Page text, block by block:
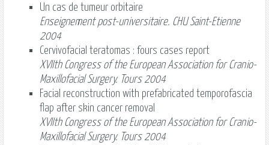
Un cas de tumeur orbitaire
Enseignement post-universitaire. CHU Saint-Etienne
2004
Cervivofacial teratomas : fours cases report
XVIIth Congress of the European Association for Cranio-
Maxillofacial Surgery. Tours 2004
Facial reconstruction with prefabricated temporofascia
flap after skin cancer removal
XVIIth Congress of the European Association for Cranio-
Maxillofacial Surgery. Tours 2004